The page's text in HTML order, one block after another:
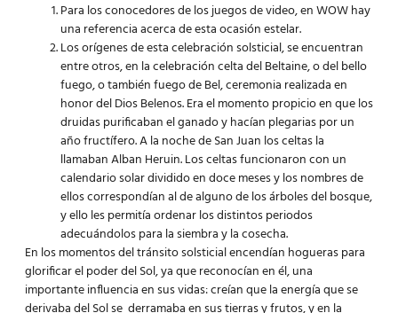
Para los conocedores de los juegos de video, en WOW hay
una referencia acerca de esta ocasión estelar.
Los orígenes de esta celebración solsticial, se encuentran
entre otros, en la celebración celta del Beltaine, o del bello
fuego, o también fuego de Bel, ceremonia realizada en
honor del Dios Belenos. Era el momento propicio en que los
druidas purificaban el ganado y hacían plegarias por un
año fructífero. A la noche de San Juan los celtas la
llamaban Alban Heruin. Los celtas funcionaron con un
calendario solar dividido en doce meses y los nombres de
ellos correspondían al de alguno de los árboles del bosque,
y ello les permitía ordenar los distintos periodos
adecuándolos para la siembra y la cosecha.
En los momentos del tránsito solsticial encendían hogueras para
glorificar el poder del Sol, ya que reconocían en él, una
importante influencia en sus vidas: creían que la energía que se